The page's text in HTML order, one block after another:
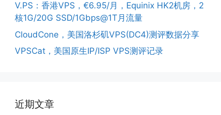
V.PS：香港VPS，€6.95/月，Equinix HK2机房，2
核1G/20G SSD/1Gbps@1T月流量
CloudCone，美国洛杉矶VPS(DC4)测评数据分享
VPSCat，美国原生IP/ISP VPS测评记录
近期文章